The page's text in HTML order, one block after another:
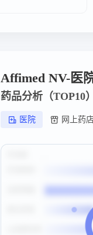
Affimed NV-医
药品分析（TOP10）
医院 网上药